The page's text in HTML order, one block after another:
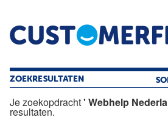
Home Opinie Archief
ZOEKRESULTATEN
Je zoekopdracht' Webhelp
resultaten.